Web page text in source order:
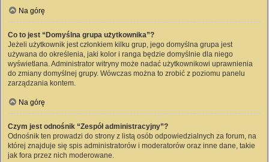
Na górę
Co to jest “Domyślna grupa użytkownika”?
Jeżeli użytkownik jest członkiem kilku grup, jego domyślna grupa jest
używana do określenia, jaki kolor i ranga będzie domyślnie dla niego
wyświetlana. Administrator witryny może nadać użytkownikowi uprawnienia
do zmiany domyślnej grupy. Wówczas można to zrobić z poziomu panelu
zarządzania kontem.
Na górę
Czym jest odnośnik “Zespół administracyjny”?
Odnośnik ten prowadzi do strony z listą osób odpowiedzialnych za forum, na
której znajduje się spis administratorów i moderatorów oraz inne dane, takie
jak fora przez nich moderowane.